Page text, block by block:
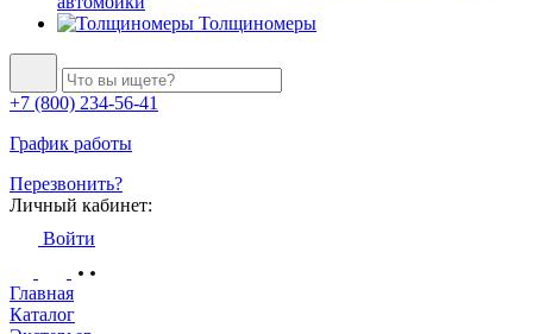
Толщиномеры
+7 (800) 234-56-41
График работы
Перезвонить?
Личный кабинет:
Войти
Главная
Каталог